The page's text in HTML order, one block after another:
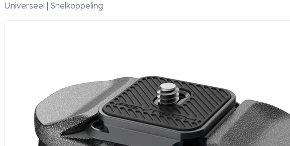
Universeel | Snelkoppeling